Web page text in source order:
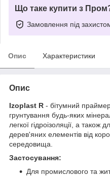
Що таке купити з
Замовлення під
Опис Характеристики
Опис
Izoplast R - бітумний
грунтування будь-яких
легкої гідроізоляції, а також
дерев'яних елементів від
середовища.
Застосування:
Для промислового та